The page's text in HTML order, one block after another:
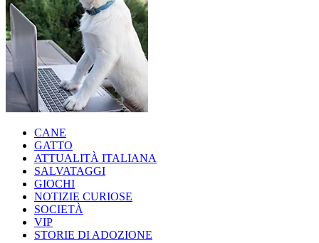
CANE
GATTO
ATTUALITÀ ITALIANA
SALVATAGGI
GIOCHI
NOTIZIE CURIOSE
SOCIETÀ
VIP
STORIE DI ADOZIONE